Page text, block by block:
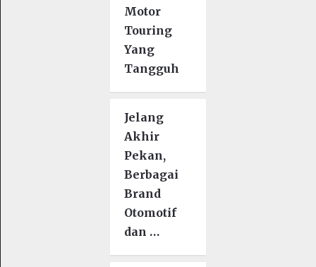
Motor
Touring
Yang
Tangguh
Jelang
Akhir
Pekan,
Berbagai
Brand
Otomotif
dan …